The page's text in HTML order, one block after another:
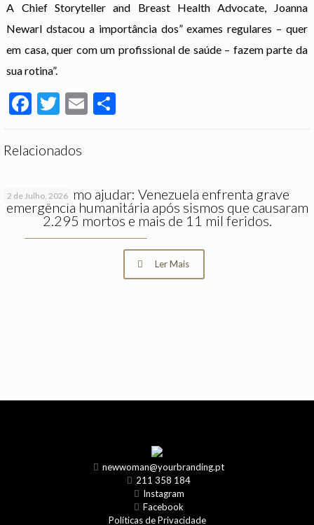
A Chief Storyteller and Breast Health Advocate, Joanna
Newarl dstacou a importância dos” exames regulares – quer
em casa, quer com um profissional de saúde – fazem parte da
sua rotina”.
Facebook
Twitter
Email
Relacionados
2 de Julho, 2026
Saiba como ajudar: Venezuela enfrenta grave
emergência humanitária após sismos que causaram
2.295 mortos e mais de 11 mil feridos.
Ler Mais
newwoman@yourbranding.pt
211 358 184
Instagram
Facebook
Políticas de Privacidade